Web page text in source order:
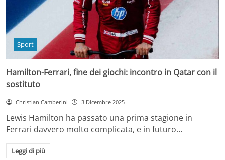
Sport
Hamilton-Ferrari, fine dei giochi: incontro in Qatar con il
sostituto
Christian Camberini 3 Dicembre 2025
Lewis Hamilton ha passato una prima stagione in
Ferrari davvero molto complicata, e in futuro…
Leggi di più